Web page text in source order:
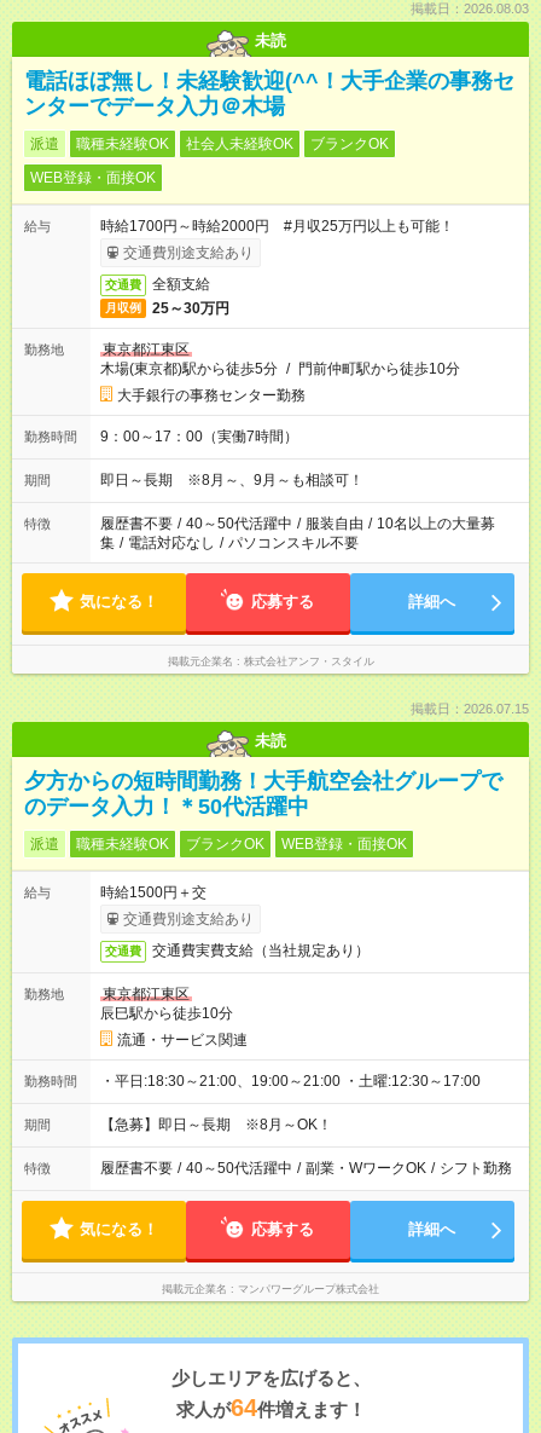
掲載日：2026.08.03
未読
電話ほぼ無し！未経験歓迎(^^！大手企業の事務セ
ンターでデータ入力＠木場
派遣 職種未経験OK 社会人未経験OK
ブランクOK
WEB登録・面接OK
給与
時給1700円～時給2000円 #月収25万円以上も可能！
交通費別途支給あり
交通費 全額支給
月収例 25～30万円
勤務地
東京都江東区
木場(東京都)駅から徒歩5分 / 門前仲町駅から徒歩10分
大手銀行の事務センター勤務
勤務時間 9：00～17：00（実働7時間）
期間 即日～長期 ※8月～、9月～も相談可！
特徴 履歴書不要 / 40～50代活躍中 / 服装自由 / 10名以上の大量募
集 / 電話対応なし / パソコンスキル不要
気になる！ 応募する 詳細へ
掲載元企業名 株式会社アンフ・スタイル
掲載日：2026.07.15
未読
夕方からの短時間勤務！大手航空会社グループで
のデータ入力！＊50代活躍中
派遣 職種未経験OK ブランクOK WEB登録・面接OK
給与
時給1500円＋交
交通費別途支給あり
交通費 交通費実費支給（当社規定あり）
勤務地
東京都江東区
辰巳駅から徒歩10分
流通・サービス関連
勤務時間 ・平日:18:30～21:00、19:00～21:00 ・土曜:12:30～17:00
期間 【急募】即日～長期 ※8月～OK！
特徴 履歴書不要 / 40～50代活躍中 / 副業・WワークOK / シフト勤務
気になる！ 応募する 詳細へ
掲載元企業名 マンパワーグループ株式会社
少しエリアを広げると、
求人が64件増えます！